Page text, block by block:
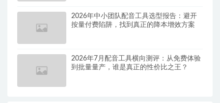
2026年中小团队配音工具选型报告：避开
按量付费陷阱，找到真正的降本增效方案
2026年7月配音工具横向测评：从免费体验
到批量量产，谁是真正的性价比之王？